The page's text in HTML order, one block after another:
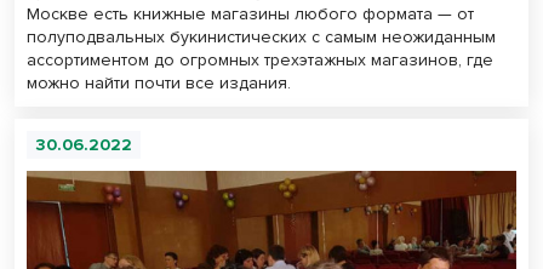
Москве есть книжные магазины любого формата — от
полуподвальных букинистических с самым неожиданным
ассортиментом до огромных трехэтажных магазинов, где
можно найти почти все издания.
30.06.2022